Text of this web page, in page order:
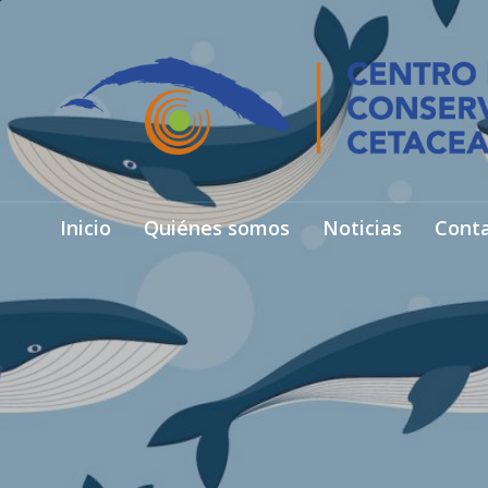
Inicio Quiénes somos Noticias